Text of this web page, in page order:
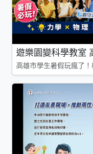
遊樂園變科學教室
高雄市學生暑假玩瘋了